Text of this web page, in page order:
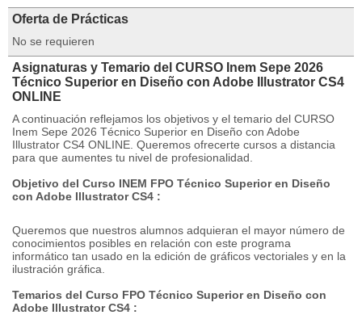
Oferta de Prácticas
No se requieren
Asignaturas y Temario del CURSO Inem Sepe 2026
Técnico Superior en Diseño con Adobe Illustrator CS4
ONLINE
A continuación reflejamos los objetivos y el temario del CURSO
Inem Sepe 2026 Técnico Superior en Diseño con Adobe
Illustrator CS4 ONLINE. Queremos ofrecerte cursos a distancia
para que aumentes tu nivel de profesionalidad.
Objetivo del Curso INEM FPO Técnico Superior en Diseño
con Adobe Illustrator CS4 :
Queremos que nuestros alumnos adquieran el mayor número de
conocimientos posibles en relación con este programa
informático tan usado en la edición de gráficos vectoriales y en la
ilustración gráfica.
Temarios del Curso FPO Técnico Superior en Diseño con
Adobe Illustrator CS4 :